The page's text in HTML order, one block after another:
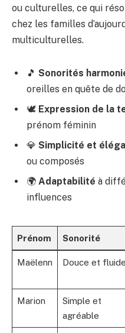
ou culturelles, ce qui
chez les familles
multiculturelles.
🎵 Sonorités
oreilles en quête de
🕊️ Expression de la
prénom féminin
💎 Simplicité et
ou composés
🌍 Adaptabilité à
influences
Prénom Sonorité
Maëlenn Douce et fluide
Marion
Simple et
agréable